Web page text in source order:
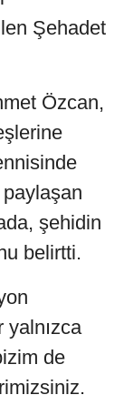
Şehadet
Özcan,
paylaşan
şehidin
belirtti.
yalnızca
de